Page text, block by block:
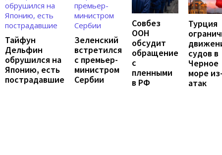
Тайфун
Дельфин
обрушился на
Японию, есть
пострадавшие
Зеленский
встретился
с премьер-
министром
Сербии
Совбез
ООН
обсудит
обращение
с
пленными
в РФ
Турция
судов в
Черное
море
атак